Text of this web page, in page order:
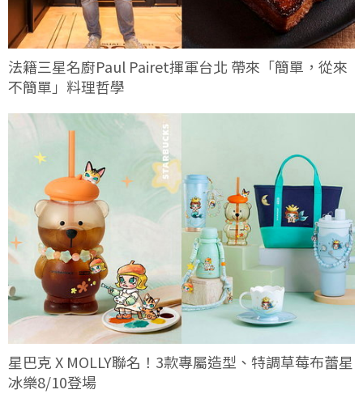
法籍三星名廚Paul Pairet揮軍台北 帶來「簡單，從來
不簡單」料理哲學
星巴克 X MOLLY聯名！3款專屬造型、特調草莓布蕾星
冰樂8/10登場